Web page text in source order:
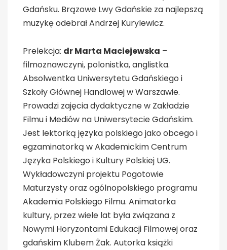
Gdańsku. Brązowe Lwy Gdańskie za najlepszą
muzykę odebrał Andrzej Kurylewicz.
Prelekcja: dr Marta Maciejewska –
filmoznawczyni, polonistka, anglistka.
Absolwentka Uniwersytetu Gdańskiego i
Szkoły Głównej Handlowej w Warszawie.
Prowadzi zajęcia dydaktyczne w Zakładzie
Filmu i Mediów na Uniwersytecie Gdańskim.
Jest lektorką języka polskiego jako obcego i
egzaminatorką w Akademickim Centrum
Języka Polskiego i Kultury Polskiej UG.
Wykładowczyni projektu Pogotowie
Maturzysty oraz ogólnopolskiego programu
Akademia Polskiego Filmu. Animatorka
kultury, przez wiele lat była związana z
Nowymi Horyzontami Edukacji Filmowej oraz
gdańskim Klubem Żak. Autorka książki